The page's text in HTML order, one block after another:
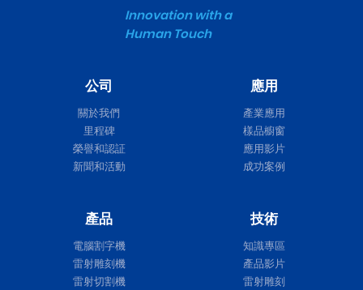
Innovation with a
Human Touch
公司
關於我們
里程碑
榮譽和認証
新聞和活動
應用
產業應用
樣品櫥窗
應用影片
成功案例
產品
電腦割字機
雷射雕刻機
雷射切割機
技術
知識專區
產品影片
雷射雕刻